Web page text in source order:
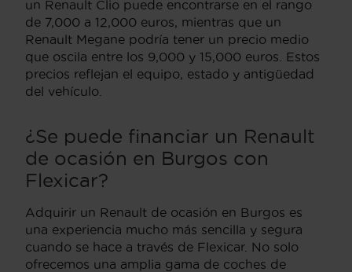
un Renault Clio puede encontrarse en el rango
de 7,000 a 12,000 euros, mientras que un
Renault Megane podría tener un precio medio
que oscila entre los 9,000 y 15,000 euros. Estos
precios reflejan el equipo, estado y antigüedad
del vehículo.
¿Se puede financiar un Renault
de ocasión en Burgos con
Flexicar?
Adquirir un Renault de ocasión en Burgos es
una experiencia mucho más sencilla y segura
cuando se hace a través de Flexicar. No solo
ofrecemos una amplia gama de coches de